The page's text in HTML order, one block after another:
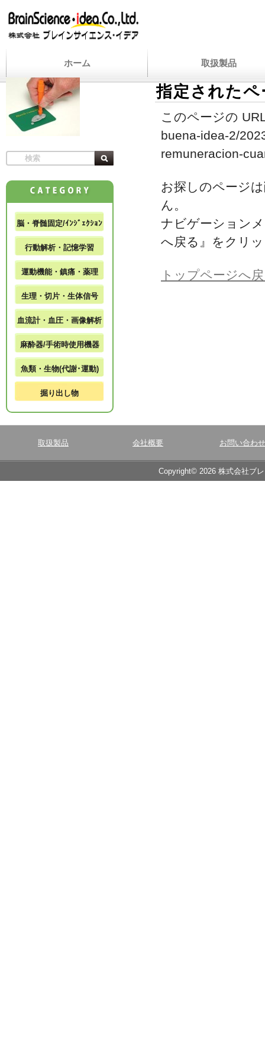
ホーム 取扱製品
指定された
このページの
buena-idea-2/
remuneracion-
お探しのページ
ん。
ナビゲーション
へ戻る』をクリ
トップページへ
脳・脊髄固定/ｲﾝｼﾞｪｸｼｮﾝ
行動解析・記憶学習
運動機能・鎮痛・薬理
生理・切片・生体信号
血流計・血圧・画像解析
麻酔器/手術時使用機器
魚類・生物(代謝･運動)
掘り出し物
取扱製品 会社概要 お問い合わせ
Copyright© 2026 株式会社ブ